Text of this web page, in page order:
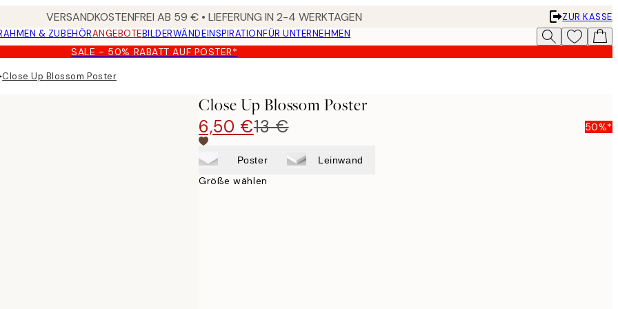
VERSANDKOSTENFREI AB 59 € • LIEFERUNG IN 2-4 WERKTAGEN
ZUR KASSE
& ZUBEHÖRANGEBOTEBILDERWÄNDEINSPIRATIONFÜR UNTERNEHMEN
SALE - 50% RABATT AUF POSTER*
Close Up Blossom Poster
Close Up Blossom Poster
6,50 €13 € 50%*
Poster Leinwand
Größe wählen